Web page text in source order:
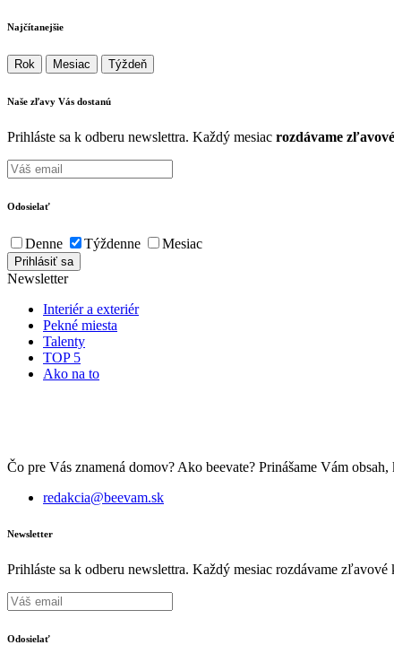
Najčítanejšie
Rok Mesiac Týždeň
Naše zľavy Vás dostanú
Prihláste sa k odberu newslettra. Každý mesiac rozdávame
Odosielať
Denne Týždenne Mesiac
Newsletter
Interiér a exteriér
Pekné miesta
Talenty
TOP 5
Ako na to
Čo pre Vás znamená domov? Ako beevate? Prinášame Vám
redakcia@beevam.sk
Newsletter
Prihláste sa k odberu newslettra. Každý mesiac rozdávame
Odosielať